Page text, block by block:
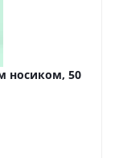
носиком, 50